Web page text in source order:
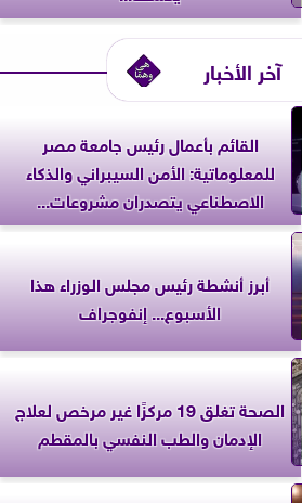
آخر الأخبار
القائم بأعمال رئيس جامعة مصر
للمعلوماتية: الأمن السيبراني والذكاء
الاصطناعي يتصدران مشروعات...
أبرز أنشطة رئيس مجلس الوزراء هذا
الأسبوع... إنفوجراف
الصحة تغلق 19 مركزًا غير مرخص لعلاج
الإدمان والطب النفسي بالمقطم